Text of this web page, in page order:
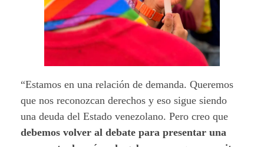
“Estamos en una relación de demanda. Queremos
que nos reconozcan derechos y eso sigue siendo
una deuda del Estado venezolano. Pero creo que
debemos volver al debate para presentar una